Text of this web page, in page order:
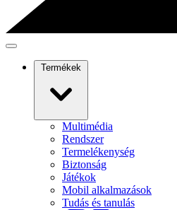
Termékek
Multimédia
Rendszer
Termelékenység
Biztonság
Játékok
Mobil alkalmazások
Tudás és tanulás